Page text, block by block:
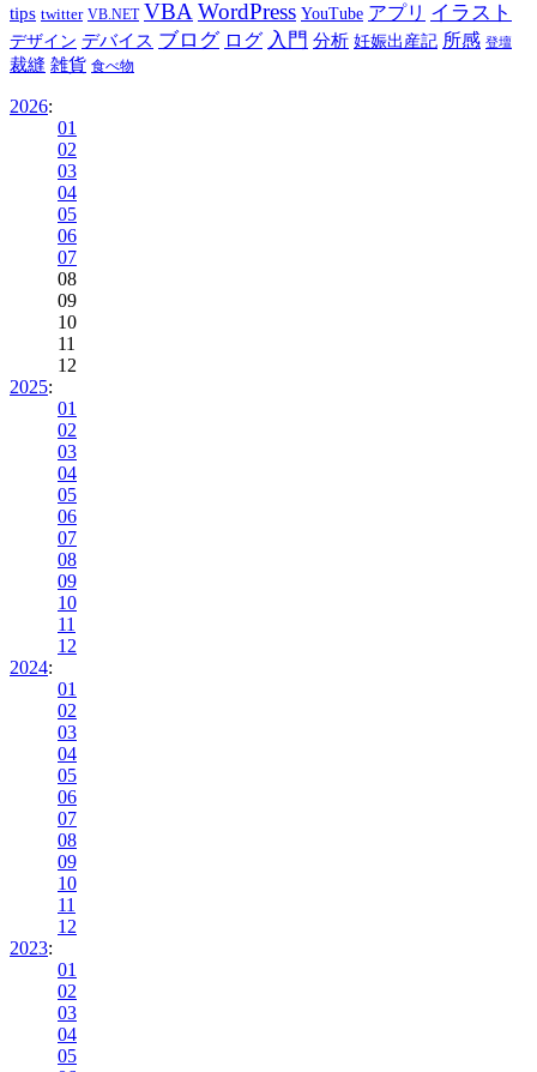
tips twitter VB.NET VBA WordPress YouTube アプリ イラスト
デザイン デバイス ブログ ログ 入門 分析 妊娠出産記 所感 登壇
裁縫 雑貨 食べ物
2026:
01
02
03
04
05
06
07
08
09
10
11
12
2025:
01
02
03
04
05
06
07
08
09
10
11
12
2024:
01
02
03
04
05
06
07
08
09
10
11
12
2023:
01
02
03
04
05